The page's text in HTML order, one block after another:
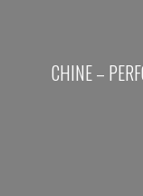
CHINE –